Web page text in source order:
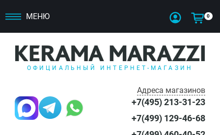
МЕНЮ 0
ОФИЦИАЛЬНЫЙ ИНТЕРНЕТ-МАГАЗИН
Адреса магазинов
+7(495) 213-31-23
+7(499) 129-46-68